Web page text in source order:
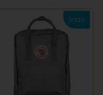
מבצע!